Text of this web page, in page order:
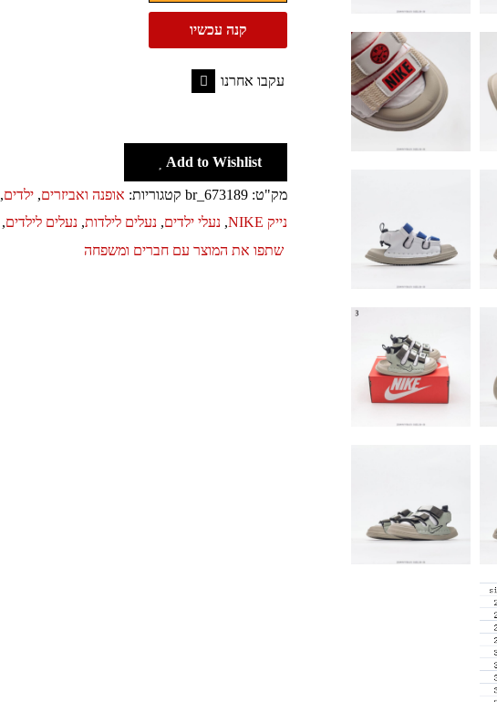
מידות
26-
קנה עכשיו
עקבו אחרנו
Add to Wishlist
מק"ט: br_673189 קטגוריות: אופנה ואביזרים, ילדים,
נייק NIKE
, נעלי ילדים, נעלים לילדות, נעלים לילדים,
שתפו את המוצר עם חברים ומשפחה